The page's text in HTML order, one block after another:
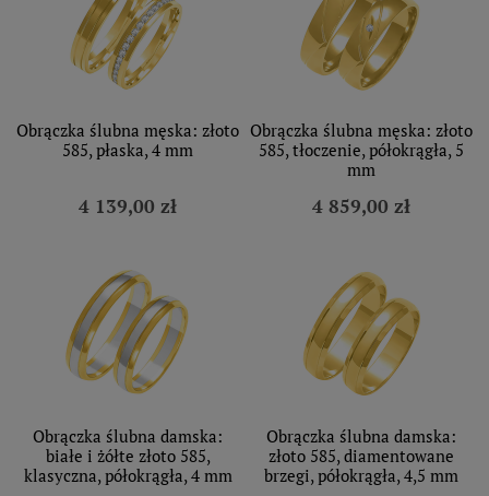
Obrączka ślubna męska: złoto
585, płaska, 4 mm
4 139,00 zł
Obrączka ślubna męska: złoto
585, tłoczenie, półokrągła, 5
mm
4 859,00 zł
Obrączka ślubna damska:
białe i żółte złoto 585,
klasyczna, półokrągła, 4 mm
Obrączka ślubna damska:
złoto 585, diamentowane
brzegi, półokrągła, 4,5 mm